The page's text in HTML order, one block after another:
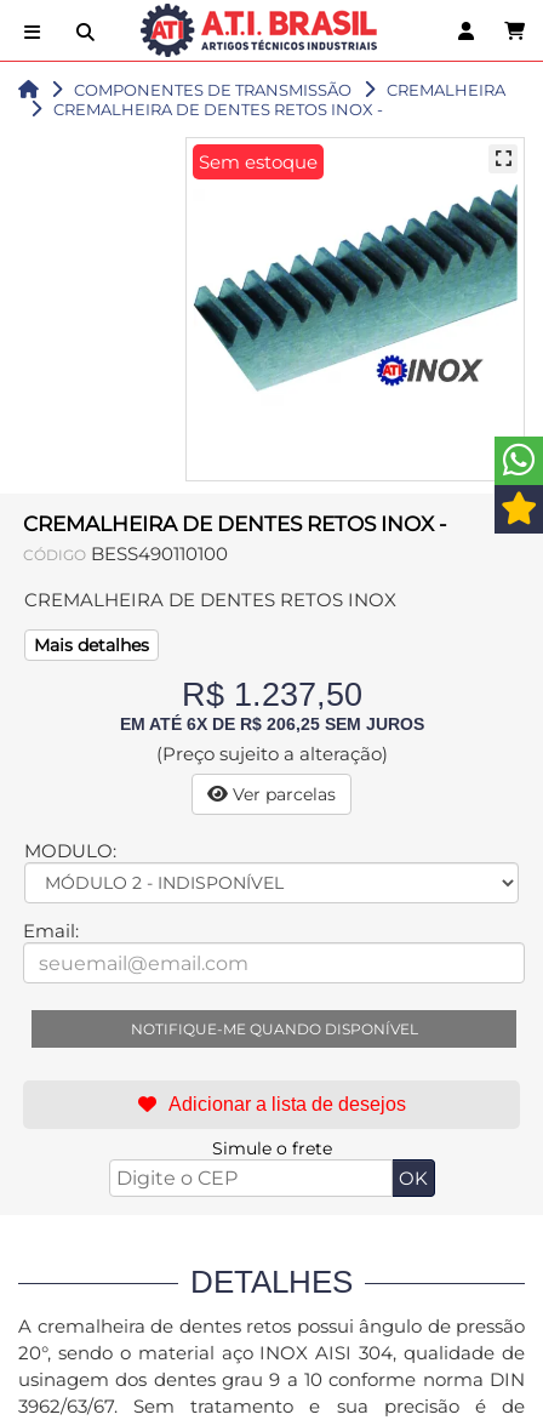
COMPONENTES DE TRANSMISSÃO
CREMALHEIRA
CREMALHEIRA DE DENTES RETOS INOX -
Sem estoque
CREMALHEIRA DE DENTES RETOS INOX -
CÓDIGO BESS490110100
CREMALHEIRA DE DENTES RETOS INOX
Mais detalhes
R$ 1.237,50
EM ATÉ 6X DE R$ 206,25 SEM JUROS
(Preço sujeito a alteração)
Ver parcelas
MODULO:
Email:
NOTIFIQUE-ME QUANDO DISPONÍVEL
Simule o frete
DETALHES
A cremalheira de dentes retos possui ângulo de pressão
20°, sendo o material aço INOX AISI 304, qualidade de
usinagem dos dentes grau 9 a 10 conforme norma DIN
3962/63/67. Sem tratamento e sua precisão é de